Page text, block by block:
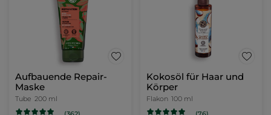
Aufbauende Repair-
Maske
Tube 200 ml
Kokosöl für Haar und
Körper
Flakon 100 ml